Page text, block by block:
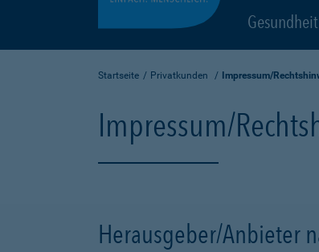
Gesundheit
Startseite Privatkunden Impressum/
Impressum/
Herausgeber/Anbieter